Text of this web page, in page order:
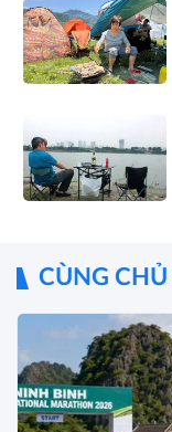
CÙNG